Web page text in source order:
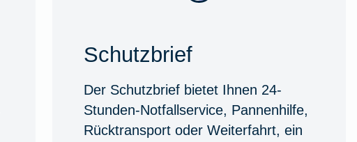
Schutzbrief
Der Schutzbrief bietet Ihnen 24-
Stunden-Notfallservice, Pannenhilfe,
Rücktransport oder Weiterfahrt, ein